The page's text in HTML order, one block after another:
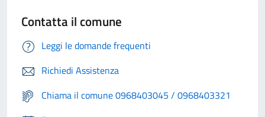
Contatta il comune
Leggi le domande frequenti
Richiedi Assistenza
Chiama il comune 0968403045 / 0968403321